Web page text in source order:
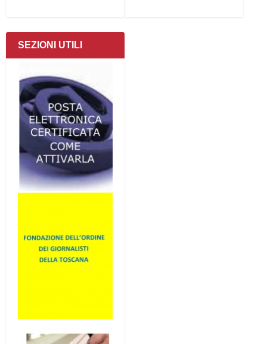
SEZIONI UTILI